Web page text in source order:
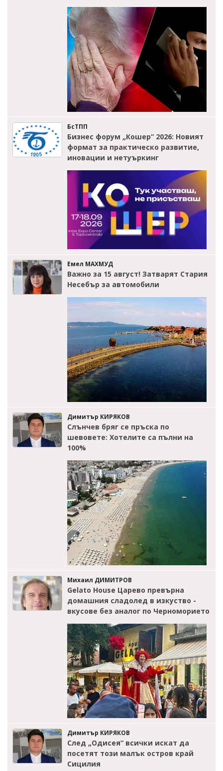
БсТПП
Бизнес форум „Кошер“ 2026: Новият
формат за практическо развитие,
иновации и нетуъркинг
Емел МАХМУД
Важно за 15 август! Затварят Стария
Несебър за автомобили
Димитър КИРЯКОВ
Слънчев бряг се пръска по
шевовете: Хотелите са пълни на
100%
Михаил ДИМИТРОВ
Gelato House Царево превърна
домашния сладолед в изкуство -
вкусове без аналог по Черноморието
Димитър КИРЯКОВ
След „Одисея“ всички искат да
посетят този малък остров край
Сицилия